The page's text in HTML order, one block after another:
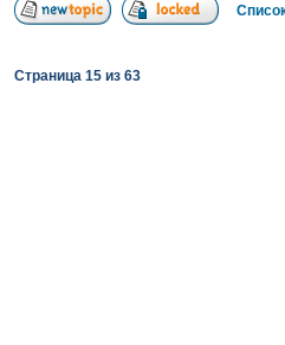
Страница 15 из 63